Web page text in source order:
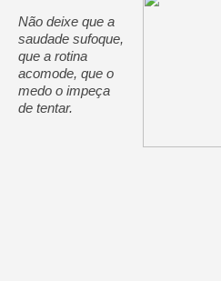
Não deixe que a
saudade sufoque,
que a rotina
acomode, que o
medo o impeça
de tentar.